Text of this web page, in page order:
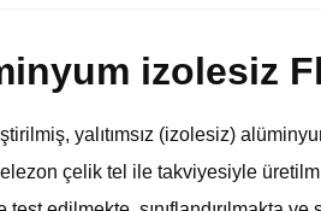
izolesiz
yalıtımsız (izolesiz)
çelik tel ile takviyesiyle